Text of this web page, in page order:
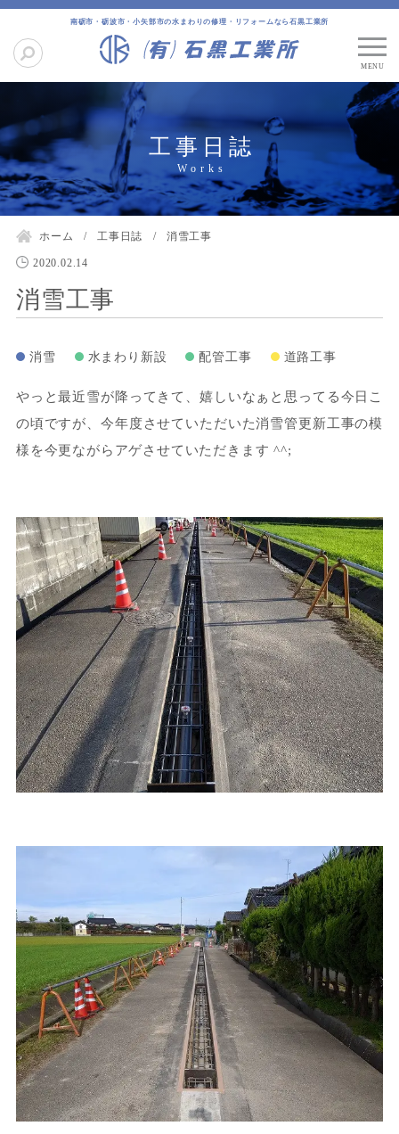
南砺市・砺波市・小矢部市の水まわりの修理・リフォームなら石黒工業所
工事日誌
ホーム 工事日誌 消雪工事
2020.02.14
消雪工事
消雪 水まわり新設 配管工事 道路工事
やっと最近雪が降ってきて、嬉しいなぁと思ってる今日こ
の頃ですが、今年度させていただいた消雪管更新工事の模
様を今更ながらアゲさせていただきます ^^;